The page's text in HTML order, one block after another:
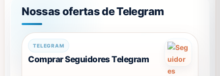
Nossas ofertas de Telegram
TELEGRAM
Comprar Seguidores Telegram
Este
produto